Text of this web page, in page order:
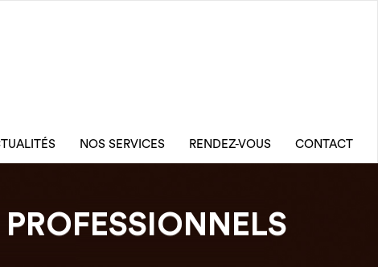
NOS SERVICES RENDEZ-VOUS CONTACT
PROFESSIONNELS